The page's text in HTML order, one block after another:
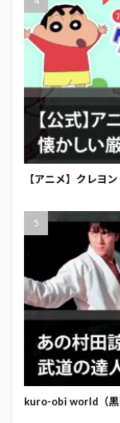
【アニメ】クレヨ
kuro-obi world（黒